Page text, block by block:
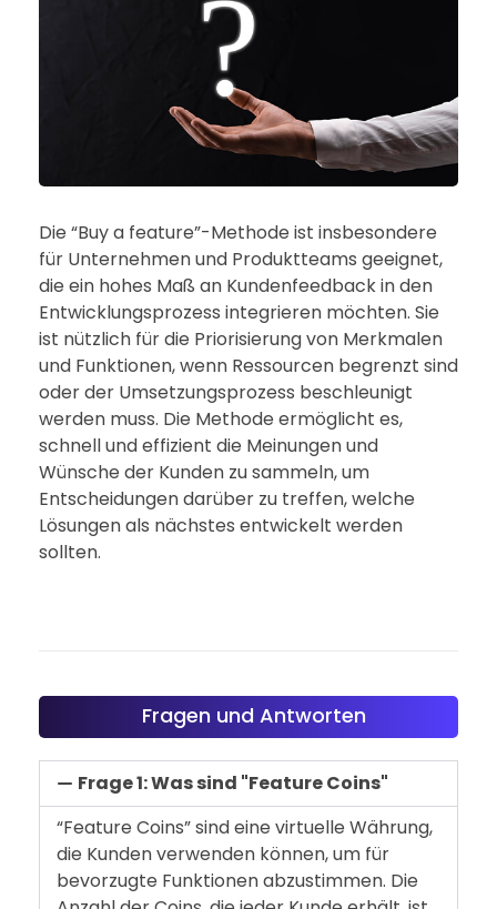
Die “Buy a feature”-Methode ist insbesondere
für Unternehmen und Produktteams geeignet,
die ein hohes Maß an Kundenfeedback in den
Entwicklungsprozess integrieren möchten. Sie
ist nützlich für die Priorisierung von Merkmalen
und Funktionen, wenn Ressourcen begrenzt sind
oder der Umsetzungsprozess beschleunigt
werden muss. Die Methode ermöglicht es,
schnell und effizient die Meinungen und
Wünsche der Kunden zu sammeln, um
Entscheidungen darüber zu treffen, welche
Lösungen als nächstes entwickelt werden
sollten.
Fragen und Antworten
Frage 1: Was sind "Feature Coins"
“Feature Coins” sind eine virtuelle Währung,
die Kunden verwenden können, um für
bevorzugte Funktionen abzustimmen. Die